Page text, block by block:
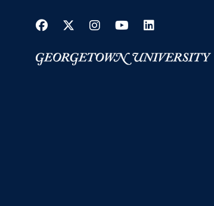
Facebook
Twitter
Instagram
YouTube
LinkedIn